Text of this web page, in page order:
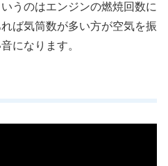
うのはエンジンの燃焼回数に
ば気筒数が多い方が空気を振
になります。